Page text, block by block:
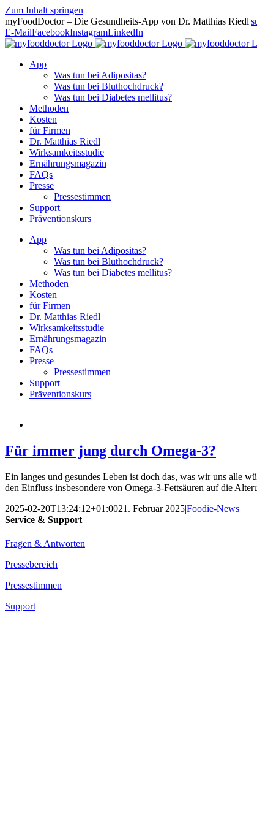
Zum Inhalt springen
myFoodDoctor – Die Gesundheits-App von Dr. Matthias Riedl|
E-MailFacebookInstagramLinkedIn
App
Was tun bei Adipositas?
Was tun bei Bluthochdruck?
Was tun bei Diabetes mellitus?
Methoden
Kosten
für Firmen
Dr. Matthias Riedl
Wirksamkeitsstudie
Ernährungsmagazin
FAQs
Presse
Pressestimmen
Support
Präventionskurs
App
Was tun bei Adipositas?
Was tun bei Bluthochdruck?
Was tun bei Diabetes mellitus?
Methoden
Kosten
für Firmen
Dr. Matthias Riedl
Wirksamkeitsstudie
Ernährungsmagazin
FAQs
Presse
Pressestimmen
Support
Präventionskurs
Für immer jung durch Omega-3?
Ein langes und gesundes Leben ist doch das, was wir uns alle
den Einfluss insbesondere von Omega-3-Fettsäuren auf die
2025-02-20T13:24:12+01:0021. Februar 2025|Foodie-News|
Service & Support
Fragen & Antworten
Pressebereich
Pressestimmen
Support